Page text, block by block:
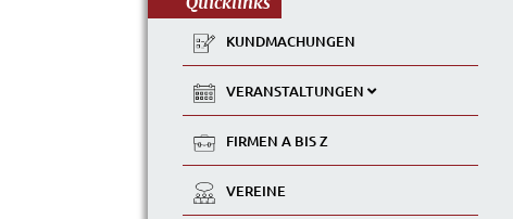
KUNDMACHUNGEN
VERANSTALTUNGEN
FIRMEN A BIS Z
VEREINE